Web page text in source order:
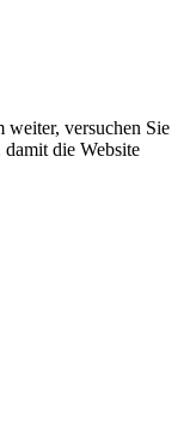
weiter, versuchen Sie
damit die Website